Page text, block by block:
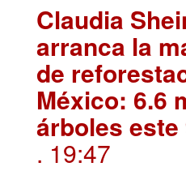
Claudia
arranca la
de
México: 6.6
árboles
. 19:47